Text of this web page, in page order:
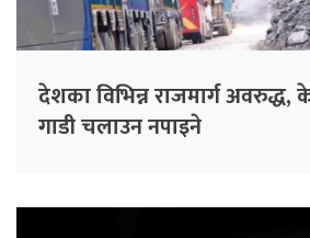
देशका विभिन्न राजमार्ग अवरुद्ध,
गाडी चलाउन नपाइने